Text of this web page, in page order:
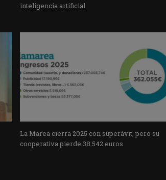
inteligencia artificial
La Marea cierra 2025 con superávit, pero su
cooperativa pierde 38.542 euros